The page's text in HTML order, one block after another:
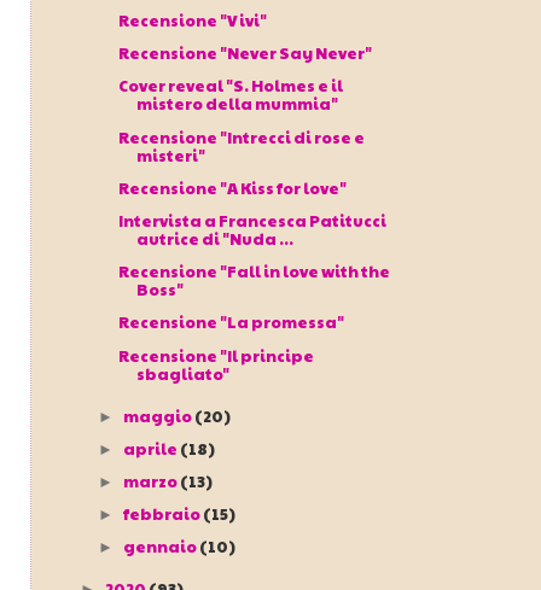
Recensione "Vivi"
Recensione "Never Say Never"
Cover reveal "S. Holmes e il
mistero della mummia"
Recensione "Intrecci di rose e
misteri"
Recensione "A Kiss for love"
Intervista a Francesca Patitucci
autrice di "Nuda ...
Recensione "Fall in love with the
Boss"
Recensione "La promessa"
Recensione "Il principe
sbagliato"
► maggio(20)
► aprile (18)
► marzo(13)
►febbraio(15)
► gennaio(10)